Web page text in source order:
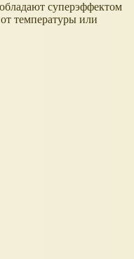
суперэффектом
температуры или